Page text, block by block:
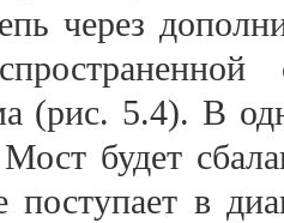
через
(рис. 5.4). В
будет
поступает в